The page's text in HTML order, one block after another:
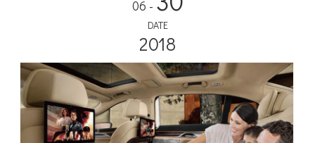
- 06
DATE
2018